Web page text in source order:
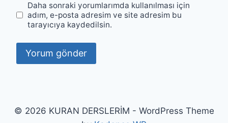
Daha sonraki yorumlarımda kullanılması için
adım, e-posta adresim ve site adresim bu
tarayıcıya kaydedilsin.
© 2026 KURAN DERSLERİM - WordPress Theme